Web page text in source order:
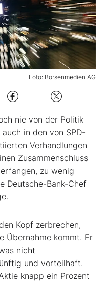
Foto: Börsenmedien AG
nie von der Politik
in den von SPD-
Verhandlungen
Zusammenschluss
zu wenig
Deutsche-Bank-Chef
Kopf zerbrechen,
Übernahme kommt. Er
nicht
und vorteilhaft.
knapp ein Prozent